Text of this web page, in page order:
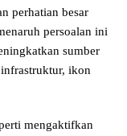
perhatian besar
persoalan ini
sumber
ikon
mengaktifkan